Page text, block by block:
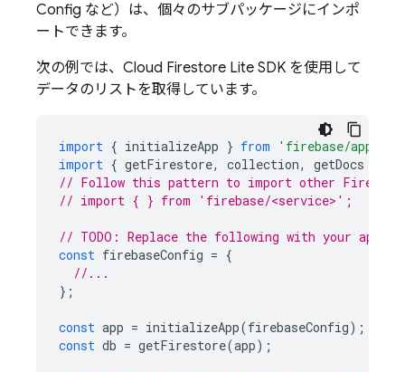
Config など）は、個々のサブパッケージにインポ
ートできます。
次の例では、 Cloud Firestore Lite SDK を使用して
データのリストを取得しています。
import { initializeApp } from 'firebase/app'
import { getFirestore, collection, getDocs
// Follow this pattern to import other Firebase
// import { } from 'firebase/<service>';
// TODO: Replace the following with your app's
const firebaseConfig = {
//...
};
const app = initializeApp(firebaseConfig);
const db = getFirestore(app);